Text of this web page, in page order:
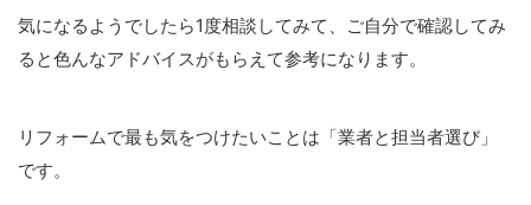
気になるようでしたら1度相談してみて、ご自分で確認してみ
ると色んなアドバイスがもらえて参考になります。
リフォームで最も気をつけたいことは「業者と担当者選び」
です。